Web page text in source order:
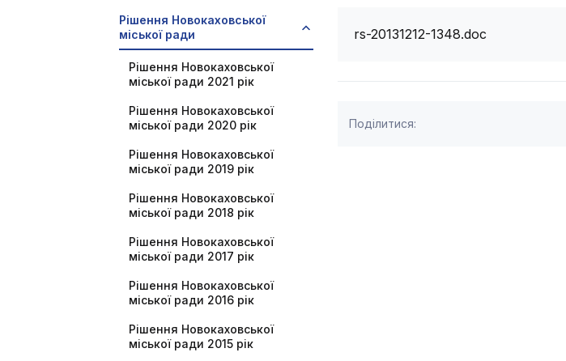
Рішення Новокаховської
міської ради
Рішення Новокаховської
міської ради 2021 рік
Рішення Новокаховської
міської ради 2020 рік
Рішення Новокаховської
міської ради 2019 рік
Рішення Новокаховської
міської ради 2018 рік
Рішення Новокаховської
міської ради 2017 рік
Рішення Новокаховської
міської ради 2016 рік
Рішення Новокаховської
міської ради 2015 рік
rs-20131212-1348.doc
Поділитися: